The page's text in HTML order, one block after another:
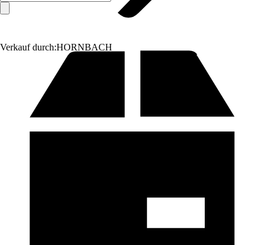
Verkauf durch:HORNBACH